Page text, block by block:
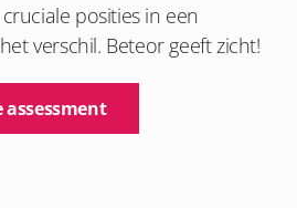
posities in een
verschil. Beteor geeft zicht!
assessment